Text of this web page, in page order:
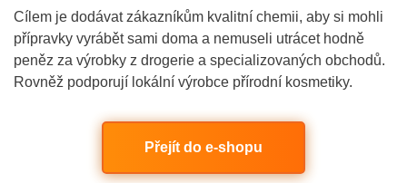
Cílem je dodávat zákazníkům kvalitní chemii, aby si mohli
přípravky vyrábět sami doma a nemuseli utrácet hodně
peněz za výrobky z drogerie a specializovaných obchodů.
Rovněž podporují lokální výrobce přírodní kosmetiky.
Přejít do e-shopu